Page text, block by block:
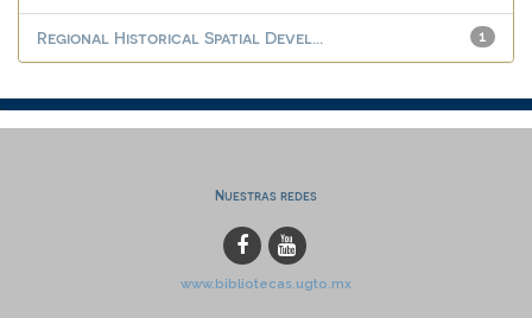
1
Regional Historical Spatial Devel...
Nuestras redes
www.bibliotecas.ugto.mx